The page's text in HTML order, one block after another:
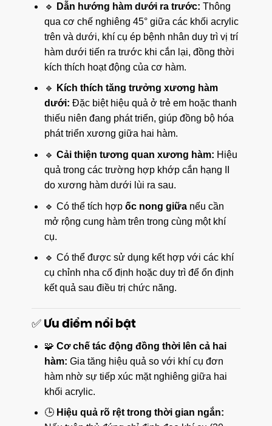
🔹 Dẫn hướng hàm dưới ra trước: Thông
qua cơ chế nghiêng 45° giữa các khối acrylic
trên và dưới, khí cụ ép bệnh nhân duy trì vị trí
hàm dưới tiến ra trước khi cắn lại, đồng thời
kích thích hoạt động của cơ hàm.
🔹
Kích thích tăng trưởng xương hàm
dưới: Đặc biệt hiệu quả ở trẻ em hoặc thanh
thiếu niên đang phát triển, giúp đồng bộ hóa
phát triển xương giữa hai hàm.
🔹 Cải thiện tương quan xương hàm: Hiệu
quả trong các trường hợp khớp cắn hạng II
do xương hàm dưới lùi ra sau.
🔹 Có thể tích hợp ốc nong giữanếu cần
mở rộng cung hàm trên trong cùng một khí
cụ.
🔹 Có thể được sử dụng kết hợp với các khí
cụ chỉnh nha cố định hoặc duy trì để ổn định
kết quả sau điều trị chức năng.
✅ Ưu điểm nổi bật
🧩 Cơ chế tác động đồng thời lên cả hai
hàm: Gia tăng hiệu quả so với khí cụ đơn
hàm nhờ sự tiếp xúc mặt nghiêng giữa hai
khối acrylic.
🕒 Hiệu quả rõ rệt trong thời gian ngắn: